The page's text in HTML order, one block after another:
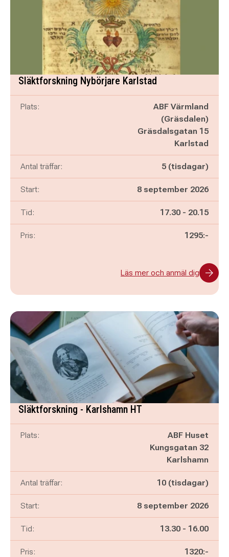
Släktforskning Nybörjare Karlstad
Plats:
ABF Värmland
(Gräsdalen)
Gräsdalsgatan 15
Karlstad
Antal träffar: 5 (tisdagar)
Start: 8 september 2026
Tid: Pågår mellan
17.30 - och
20.15
Pris: 1295:-
Läs mer och anmäl dig
Släktforskning - Karlshamn HT
Plats:
ABF Huset
Kungsgatan 32
Karlshamn
Antal träffar: 10 (tisdagar)
Start: 8 september 2026
Tid: Pågår mellan
13.30 - och
16.00
Pris: 1320:-